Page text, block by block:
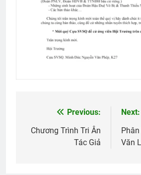
Phân Ưu CSVSQ
2 Years Ago
2 Years Ago
navigation
Previous:
Chương Trình Tri Ân
Tác Giả
Next:
Phân
Văn